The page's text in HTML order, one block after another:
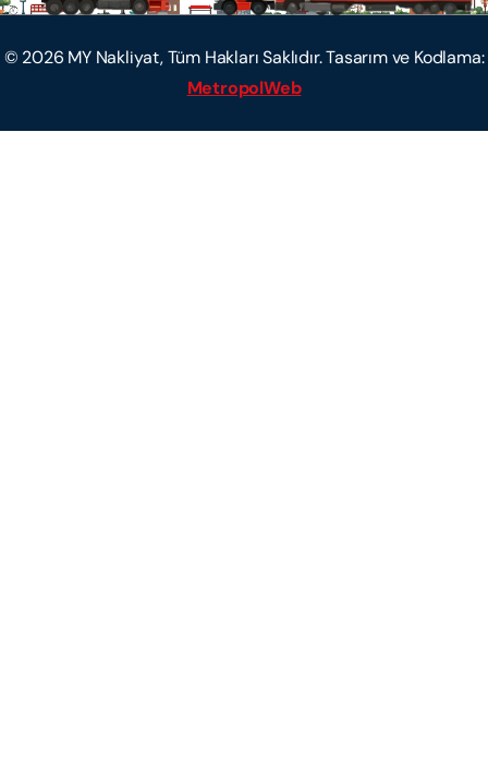
© 2026 MY Nakliyat, Tüm Hakları Saklıdır. Tasarım ve Kodlama:
MetropolWeb